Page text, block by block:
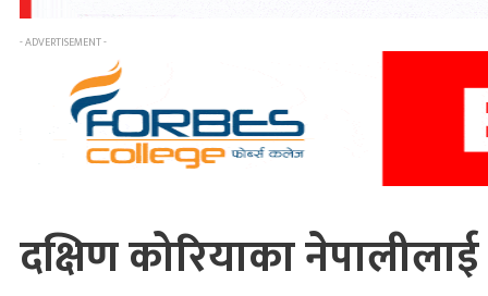
- ADVERTISEMENT -
दक्षिण कोरियाका